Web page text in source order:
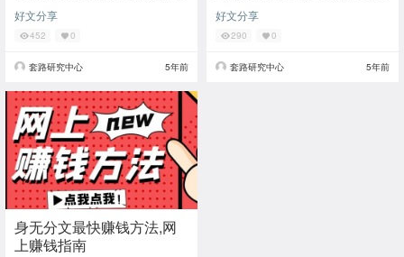
食物，是不是你想尽快的挣钱呢，下
面小编就给大家
好文分享
452 0
套路研究中心 5年前
道，导致贫穷，所以很多人都开始选
择不同的方法挣钱
好文分享
290 0
套路研究中心 5年前
身无分文最快赚钱方法,网
上赚钱指南